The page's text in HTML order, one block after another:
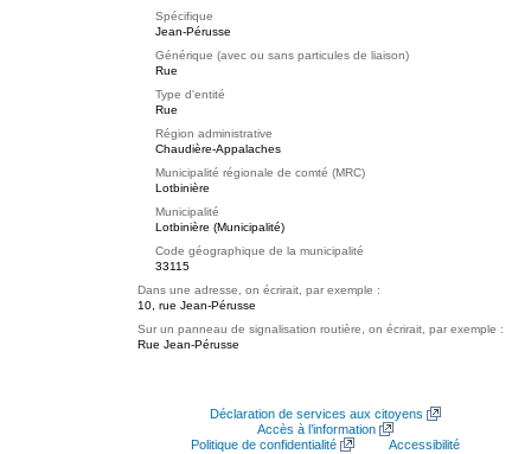
Spécifique
Jean-Pérusse
Générique (avec ou sans particules de liaison)
Rue
Type d'entité
Rue
Région administrative
Chaudière-Appalaches
Municipalité régionale de comté (MRC)
Lotbinière
Municipalité
Lotbinière (Municipalité)
Code géographique de la municipalité
33115
Dans une adresse, on écrirait, par exemple :
10, rue Jean-Pérusse
Sur un panneau de signalisation routière, on écrirait, par exemple :
Rue Jean-Pérusse
Déclaration de services aux citoyens
Accès à l’information
Politique de confidentialité
Accessibilité